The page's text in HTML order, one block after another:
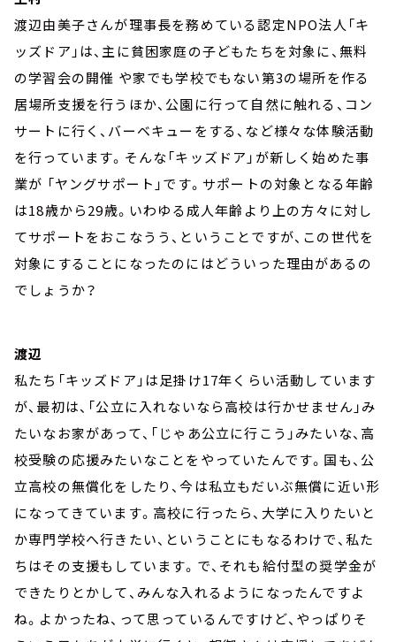
渡辺由美子さんが理事長を務めている認定NPO法人「キ
ッズドア」は、主に貧困家庭の子どもたちを対象に、無料
の学習会の開催 や家でも学校でもない第3の場所を作る
居場所支援を行うほか、公園に行って自然に触れる、コン
サートに行く、バーベキューをする、など様々な体験活動
を行っています。そんな「キッズドア」が新しく始めた事
業が 「ヤングサポート」です。サポートの対象となる年齢
は18歳から29歳。いわゆる成人年齢より上の方々に対し
てサポートをおこなうう、ということですが、この世代を
対象にすることになったのにはどういった理由があるの
でしょうか？
渡辺
私たち「キッズドア」は足掛け17年くらい活動しています
が、最初は、「公立に入れないなら高校は行かせません」み
たいなお家があって、「じゃあ公立に行こう」みたいな、高
校受験の応援みたいなことをやっていたんです。国も、公
立高校の無償化をしたり、今は私立もだいぶ無償に近い形
になってきています。高校に行ったら、大学に入りたいと
か専門学校へ行きたい、ということにもなるわけで、私た
ちはその支援もしています。で、それも給付型の奨学金が
できたりとかして、みんな入れるようになったんですよ
ね。よかったね、って思っているんですけど、やっぱりそ